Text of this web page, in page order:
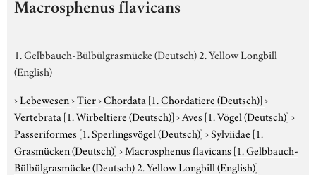
Macrosphenus flavicans
1. Gelbbauch-Bülbülgrasmücke (Deutsch) 2. Yellow Longbill
(English)
›Lebewesen›Tier›Chordata [1. Chordatiere (Deutsch)]›
Vertebrata [1. Wirbeltiere (Deutsch)]›Aves [1. Vögel (Deutsch)]›
Passeriformes [1. Sperlingsvögel (Deutsch)]›Sylviidae [1.
Grasmücken (Deutsch)]›Macrosphenus flavicans [1. Gelbbauch-
Bülbülgrasmücke (Deutsch) 2. Yellow Longbill (English)]